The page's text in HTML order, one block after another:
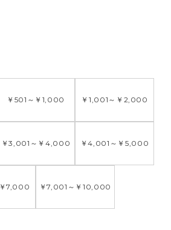
￥501 ～ ￥1,000 ￥1,001 ～ ￥2,000
￥3,001 ～ ￥4,000 ￥4,001 ～ ￥5,000
￥7,000 ￥7,001 ～ ￥10,000